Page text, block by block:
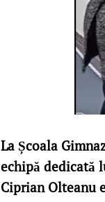
La Școala
echipă dedicată
Ciprian Olteanu